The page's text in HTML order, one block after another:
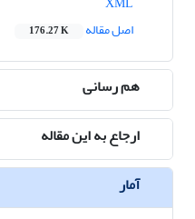
اصل مقاله
176.27 K
هم رسانی
ارجاع به این مقاله
آمار